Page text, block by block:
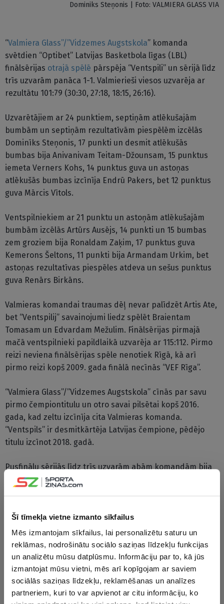
Šī tīmekļa vietne izmanto sīkfailus
Mēs izmantojam sīkfailus, lai personalizētu saturu un
reklāmas, nodrošinātu sociālo saziņas līdzekļu funkcijas
un analizētu mūsu datplūsmu. Informāciju par to, kā jūs
izmantojat mūsu vietni, mēs arī kopīgojam ar saviem
sociālās saziņas līdzekļu, reklamēšanas un analīzes
partneriem, kuri to var apvienot ar citu informāciju, ko
Dominiks Steņonis | Foto: VALMIERA GLASS VIA
“Valmiera Glass”/”Vidzemes Augstskola” komanda
svētdien “Optibet” Latvijas Basketbola līgas (LBL)
finālsērijas otrajā spēlē pārspēja “Ventspili” un sērijā līdz
trīs uzvarām panāca 1-1. Valmierieši viesos uzvarēja ar
rezultātu 101:79 (30:30, 27:18, 18:15, 26:16).
Uzvarētājiem ar 24 punktiem, septiņām atlēkušajām
bumbām un septiņām rezultatīvām piespēlēm izcēlās
Dominīks Steņonis, 17 punkti un desmit atlēkušās
bumbas bija Anivanivam Teitam-Džounsam, 15 punktus
iemeta Verners Kohs, 14 punktus guva un astoņas
atlēkušās bumbas izcīnīja Endrū Pakers, bet 12 punktus
guva Mārcis Vītols.
Ventspilniekiem ar 21 punktu un astoņām atlēkušajām
bumbām izcēlās Artūrs Ausējs, 14 punkti un 15 bumbas
zem groziem bija Ronaldam Zaķim, 17 punktus guva
Kemerons Šeltons, 11 punkti bija Armandam Urkim, bet
astoņas rezultatīvas piespēles atdeva un sešus punktus
guva Renārs Birkāns.
Valmieras komandai traumas dēļ nevar palīdzēt Artis Ate,
bet “Ventspilij” savainojumi liedz spēlēt Braientam
Tomasam un Edvardam Mežulim. Finālsērijas pirmajā
mačā ventspilnieki papildlaikā uzvarēja ar 115:112. Pirmo
reizi neviena finālsērijas spēle nenotiek Rīgā, kā arī
pirmo reizi kopš 2009. gada finālā necīnās “VEF Rīga”.
“Valmiera Glass”/”Vidzemes Augstskola” cīnās par savu
pirmo čempiontitulu un otro savai pilsētai kopš 2016.
gada, kad zeltu izcīnīja cita Valmieras komanda.
“Ventspils” ir desmitkārtēja Latvijas čempione, pēdējo
titulu izcīnot 2018. gadā.
Pusfinālu sērijās līdz trīs uzvarām abām komandām bija
nepieciešami pieci mači. Valmierieši ar 3-2 pārspēja
Latvijas – Igaunijas līgas čempionāta pamatturnīrā
komandas pa reizei uzvarēja izbraukumā. Novembrī
ventspilnieki Valmierā bija pārāki ar 99:93, martā
valmierieši revanšējās ar 99:85. Latvijas basketbola kausa
izcīņas finālmačā Ventspilī “Valmiera Glass”/ViA bija
pārāka ar 84:70.